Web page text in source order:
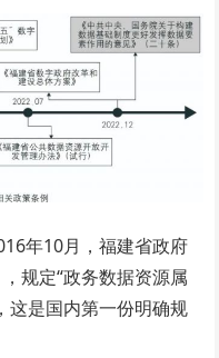
年10月，福建省政府
规定“政务数据资源属
这是国内第一份明确规